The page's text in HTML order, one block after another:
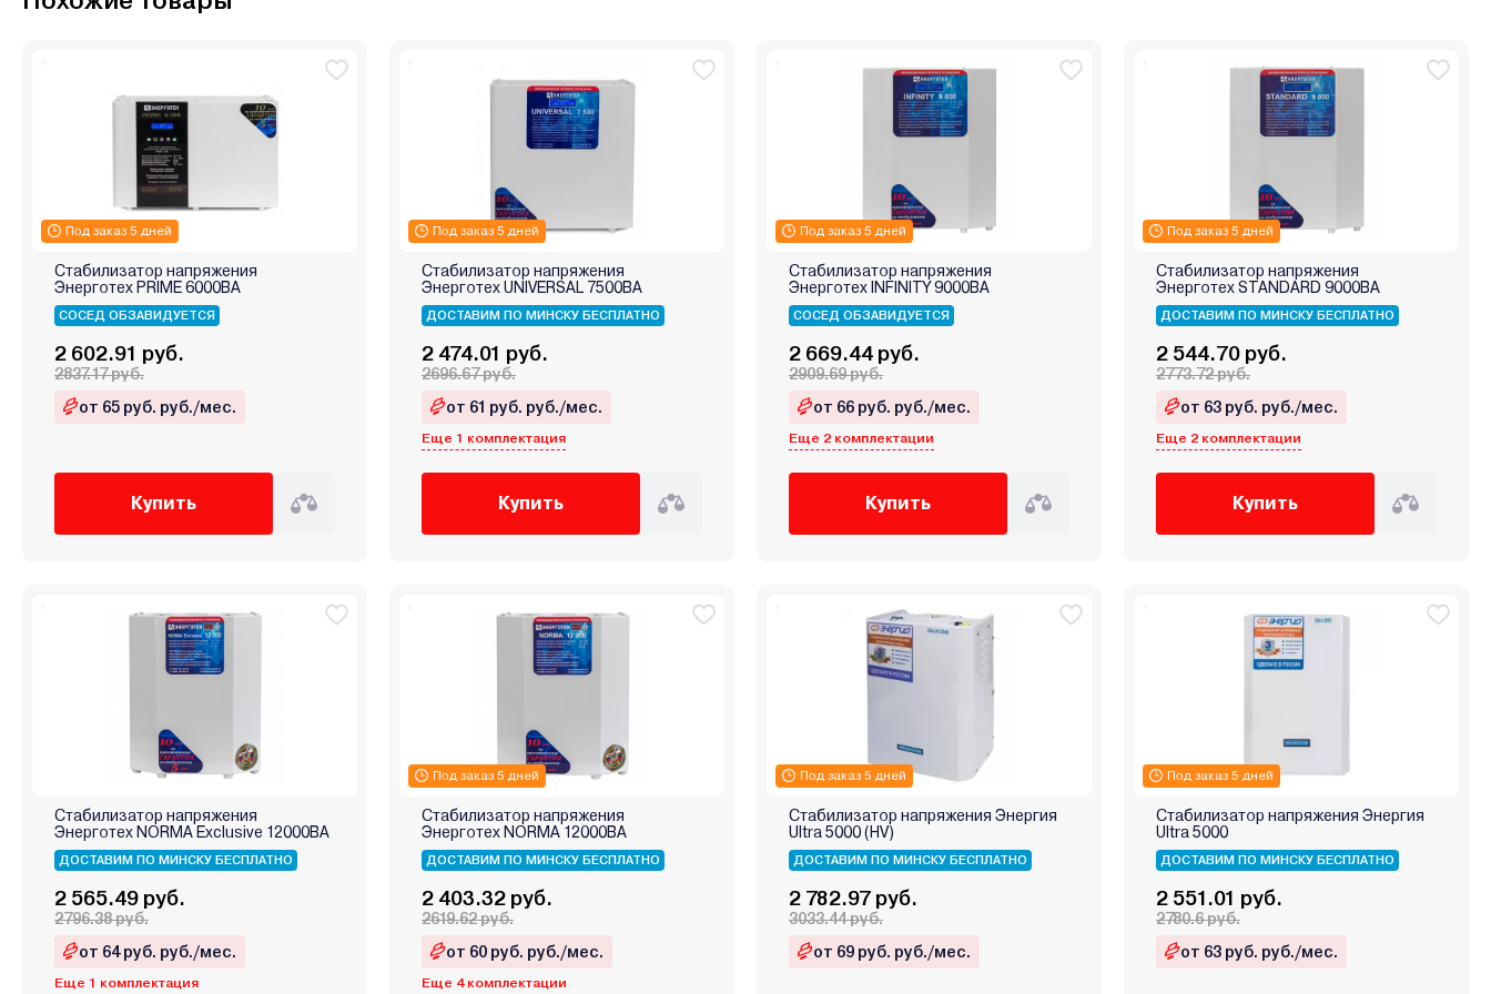
Под заказ 5 дней
Стабилизатор напряжения
Энерготех PRIME 6000ВА
СОСЕД ОБЗАВИДУЕТСЯ
2 602.91 руб.
2837.17 руб.
от 65 руб. руб./мес.
Купить
Под заказ 5 дней
Стабилизатор напряжения
Энерготех UNIVERSAL 7500ВА
ДОСТАВИМ ПО МИНСКУ БЕСПЛАТНО
2 474.01 руб.
2696.67 руб.
от 61 руб. руб./мес.
Еще 1 комплектация
Купить
Под заказ 5 дней
Стабилизатор напряжения
Энерготех INFINITY 9000ВА
СОСЕД ОБЗАВИДУЕТСЯ
2 669.44 руб.
2909.69 руб.
от 66 руб. руб./мес.
Еще 2 комплектации
Купить
Под заказ 5 дней
Стабилизатор напряжения
Энерготех STANDARD 9000ВА
ДОСТАВИМ ПО МИНСКУ БЕСПЛАТНО
2 544.70 руб.
2773.72 руб.
от 63 руб. руб./мес.
Еще 2 комплектации
Купить
Стабилизатор напряжения
Энерготех NORMA Exclusive 12000ВА
ДОСТАВИМ ПО МИНСКУ БЕСПЛАТНО
2 565.49 руб.
2796.38 руб.
от 64 руб. руб./мес.
Еще 1 комплектация
Под заказ 5 дней
Стабилизатор напряжения
Энерготех NORMA 12000ВА
ДОСТАВИМ ПО МИНСКУ БЕСПЛАТНО
2 403.32 руб.
2619.62 руб.
от 60 руб. руб./мес.
Еще 4 комплектации
Под заказ 5 дней
Стабилизатор напряжения Энергия
Ultra 5000 (HV)
ДОСТАВИМ ПО МИНСКУ БЕСПЛАТНО
2 782.97 руб.
3033.44 руб.
от 69 руб. руб./мес.
Под заказ 5 дней
Стабилизатор напряжения Энергия
Ultra 5000
ДОСТАВИМ ПО МИНСКУ БЕСПЛАТНО
2 551.01 руб.
2780.6 руб.
от 63 руб. руб./мес.